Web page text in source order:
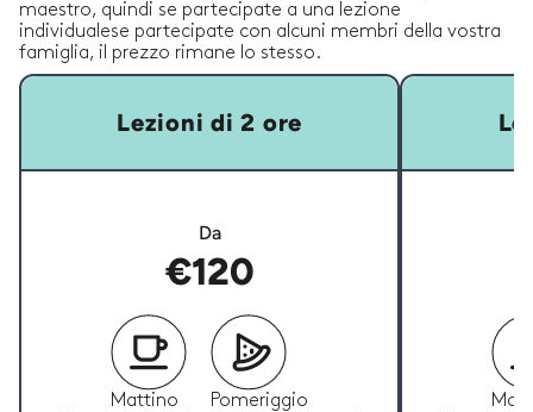
maestro, quindi se partecipate a una lezione
individualese partecipate con alcuni membri della vostra
famiglia, il prezzo rimane lo stesso.
Lezioni di 2 ore
Da
€120
Mattino
Pomeriggio